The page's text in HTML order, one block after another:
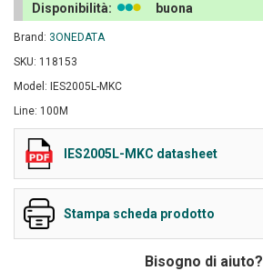
Disponibilità: buona
Brand: 3ONEDATA
SKU: 118153
Model: IES2005L-MKC
Line: 100M
IES2005L-MKC datasheet
Stampa scheda prodotto
Bisogno di aiuto?